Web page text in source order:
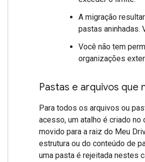
A migração
pastas aninhadas.
Você não tem
organizações
Pastas e arquivos que
Para todos os arquivos ou
acesso, um atalho é criado
movido para a raiz do Meu
estrutura ou do conteúdo de
uma pasta é rejeitada nestes